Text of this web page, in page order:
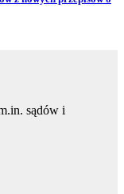
sądów i